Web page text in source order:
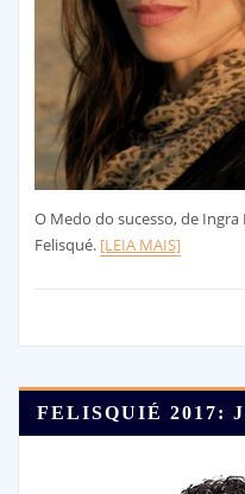
O Medo do sucesso, de
Felisqué. [LEIA MAIS]
FELISQUIÉ 2017: